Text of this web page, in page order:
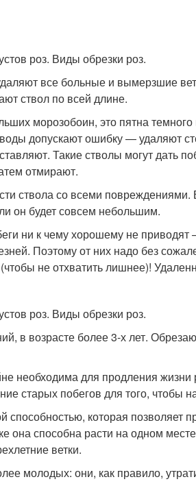
все больные и вымерзшие
ствол по всей длине.
морозобоин, это пятна
допускают ошибку — удаляют
Такие стволы могут дать
отмирают.
ствола со всеми повреждениями.
он будет совсем небольшим.
ни к чему хорошему не приводят
Поэтому от них надо без
не отхватить лишнее)!
в возрасте более 3-х лет.
необходима для продления жизни
старых побегов для того, чтобы
способностью, которая позволяет
она способна расти на одном
ветки.
молодых: они, как правило,